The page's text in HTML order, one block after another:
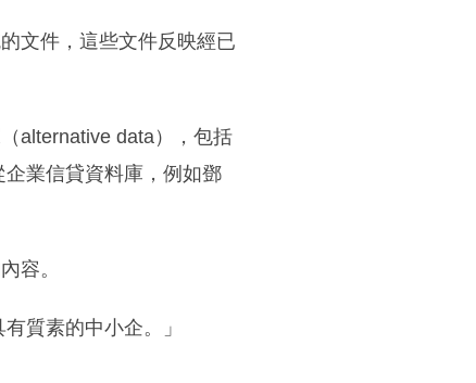
文件，這些文件反映經已
alternative data），包括
業信貸資料庫，例如鄧
容。
質素的中小企。」